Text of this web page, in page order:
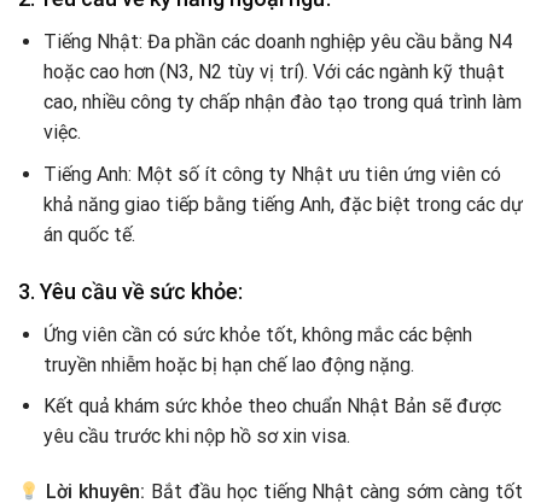
Tiếng Nhật: Đa phần các doanh nghiệp yêu cầu bằng N4
hoặc cao hơn (N3, N2 tùy vị trí). Với các ngành kỹ thuật
cao, nhiều công ty chấp nhận đào tạo trong quá trình làm
việc.
Tiếng Anh: Một số ít công ty Nhật ưu tiên ứng viên có
khả năng giao tiếp bằng tiếng Anh, đặc biệt trong các dự
án quốc tế.
3. Yêu cầu về sức khỏe:
Ứng viên cần có sức khỏe tốt, không mắc các bệnh
truyền nhiễm hoặc bị hạn chế lao động nặng.
Kết quả khám sức khỏe theo chuẩn Nhật Bản sẽ được
yêu cầu trước khi nộp hồ sơ xin visa.
Lời khuyên: Bắt đầu học tiếng Nhật càng sớm càng tốt